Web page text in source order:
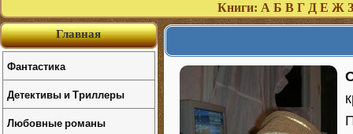
Книги: А Б В Г Д Е Ж З
Главная
Фантастика
Детективы и Триллеры
Любовные романы